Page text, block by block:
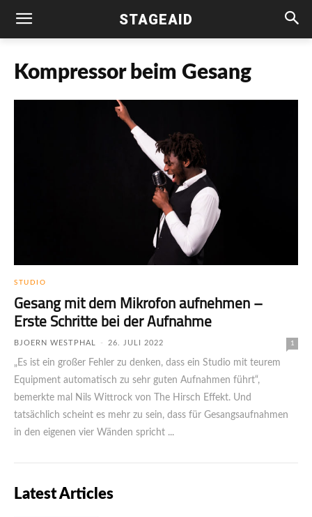
STAGEAID
Kompressor beim Gesang
STUDIO
Gesang mit dem Mikrofon aufnehmen –
Erste Schritte bei der Aufnahme
BJOERN WESTPHAL - 26. JULI 2022 1
„Es ist ein großer Fehler zu denken, dass ein Studio mit teurem
Equipment automatisch zu sehr guten Aufnahmen führt“,
bemerkte mal Nils Wittrock von The Hirsch Effekt. Und
tatsächlich scheint es mehr zu sein, dass für Gesangsaufnahmen
in den eigenen vier Wänden spricht ...
Latest Articles